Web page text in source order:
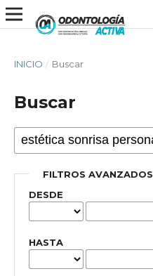
INICIO / Buscar
Buscar
FILTROS AVANZADOS
DESDE
HASTA